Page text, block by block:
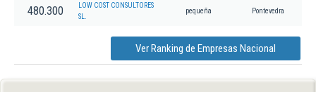
480.300
LOW COST CONSULTORES
SL.
pequeña Pontevedra
Ver Ranking de Empresas Nacional